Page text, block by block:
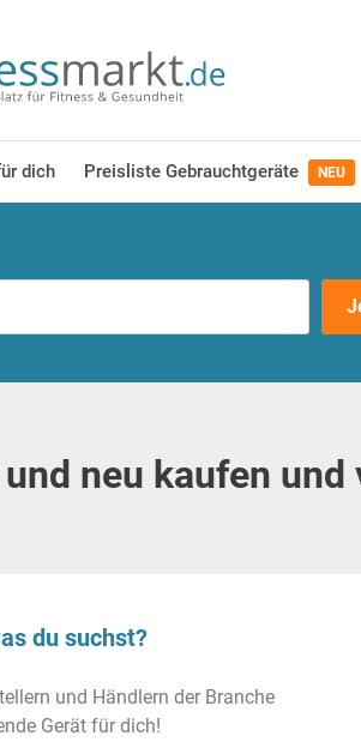
dich Preisliste Gebrauchtgeräte NEU
neu kaufen und
du suchst?
und Händlern der Branche
Gerät für dich!